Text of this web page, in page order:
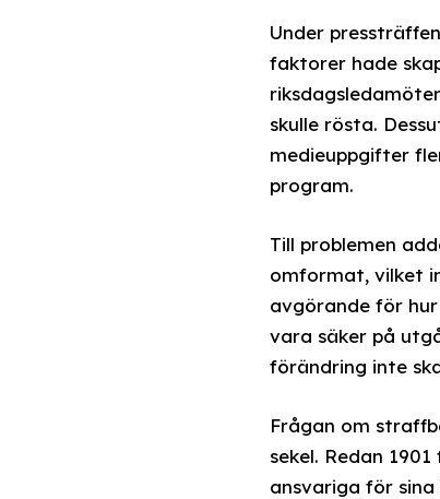
Under
faktorer hade
skulle rösta.
medieuppgifter
program.
Till problemen
omformat, vilket
avgörande för
vara säker på
förändring inte
Frågan om
sekel. Redan
ansvariga för